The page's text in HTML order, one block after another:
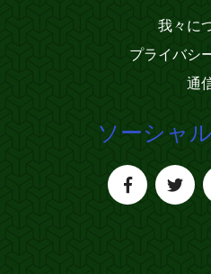
我々に
プライバシ
通
ソーシャ